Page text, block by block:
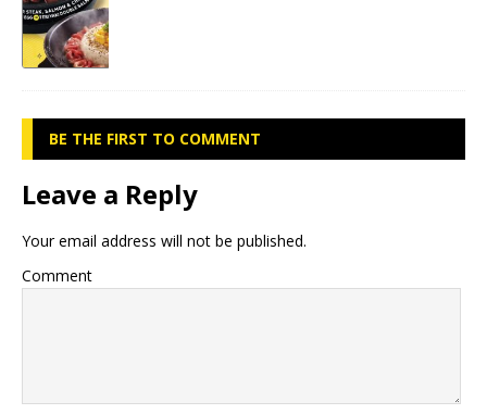
BE THE FIRST TO COMMENT
Leave a Reply
Your email address will not be published.
Comment